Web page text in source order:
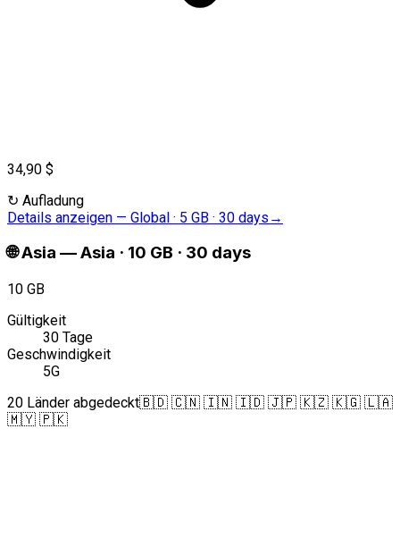
34,90 $
↻ Aufladung
Details anzeigen — Global · 5 GB · 30 days →
🌐Asia —Asia · 10 GB · 30 days
10 GB
Gültigkeit
30 Tage
Geschwindigkeit
5G
20 Länder abgedeckt🇧🇩 🇨🇳 🇮🇳 🇮🇩 🇯🇵 🇰🇿 🇰🇬 🇱🇦
🇲🇾 🇵🇰